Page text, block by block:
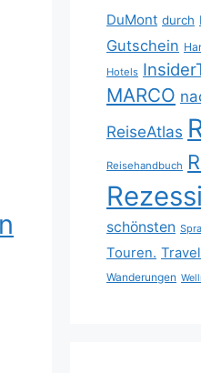
DuMont durch
Gutschein
Hotels
MARCO
ReiseAtlas
Reisehandbuch
schönsten
Touren. Travel
Wanderungen